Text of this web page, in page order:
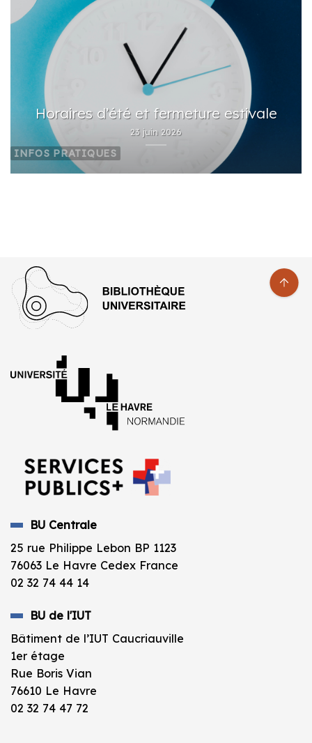
INFOS PRATIQUES
Horaires d’été et fermeture estivale
23 juin 2026
BU Centrale
25 rue Philippe Lebon BP 1123
76063 Le Havre Cedex France
02 32 74 44 14
BU de l'IUT
Bâtiment de l’IUT Caucriauville
1er étage
Rue Boris Vian
76610 Le Havre
02 32 74 47 72